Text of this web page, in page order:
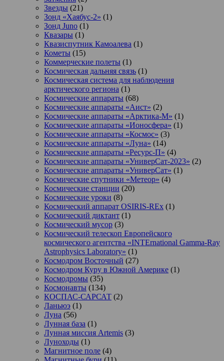
Звезды (21)
Зонд «Хаябус-2» (1)
Зонд Juno (1)
Квазары (1)
Квазиспутник Камоалева (1)
Кометы (15)
Коммерческие полеты (1)
Космическая дальняя связь (1)
Космическая система для наблюдения
арктического региона (1)
Космические аппараты (68)
Космические аппараты «Аист» (2)
Космические аппараты «Арктика-М» (1)
Космические аппараты «Ионосфера» (1)
Космические аппараты «Космос» (3)
Космические аппараты «Луна» (14)
Космические аппараты «Ресурс-П» (4)
Космические аппараты «УниверСат-2023» (2)
Космические аппараты «УниверСат» (1)
Космические спутники «Метеор» (4)
Космические станции (20)
Космические уроки (8)
Космический аппарат OSIRIS-REx (1)
Космический диктант (1)
Космический мусор (3)
Космический телескоп Европейского
космического агентства «INTErnational Gamma-Ray
Astrophysics Laboratory» (1)
Космодром Восточный (27)
Космодром Куру в Южной Америке (1)
Космодромы (35)
Космонавты (134)
КОСПАС-САРСАТ (2)
Ланьюэ (1)
Луна (56)
Лунная база (1)
Лунная миссия Artemis (3)
Луноходы (1)
Магнитное поле (4)